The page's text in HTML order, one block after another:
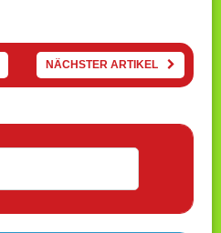
NÄCHSTER ARTIKEL